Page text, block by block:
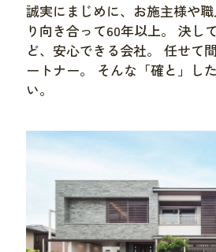
誠実にまじめに、お施主様や
り向き合って60年以上。 決し
ど、安心できる会社。 任せて
ートナー。 そんな「確と」し
い。